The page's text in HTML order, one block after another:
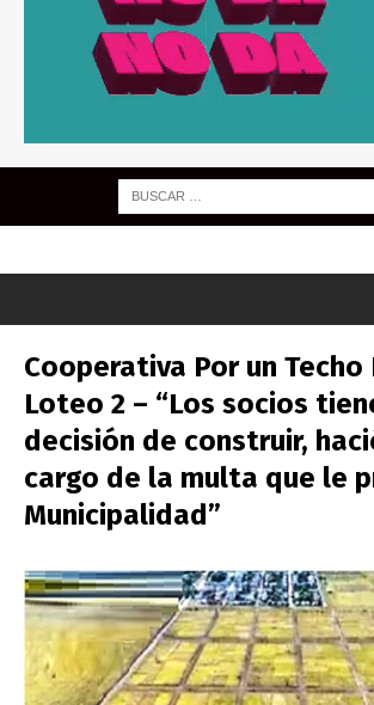
Cooperativa Por un Techo
Loteo 2 – “Los socios
decisión de construir,
cargo de la multa que le
Municipalidad”